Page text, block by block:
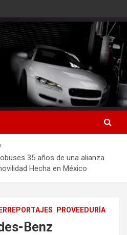
35 años de una alianza
Hecha en México
PROVEEDURÍA
Benz